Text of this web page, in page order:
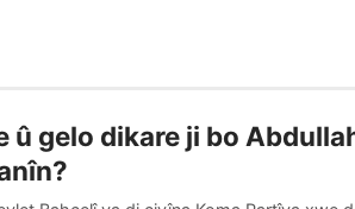
û gelo dikare ji bo